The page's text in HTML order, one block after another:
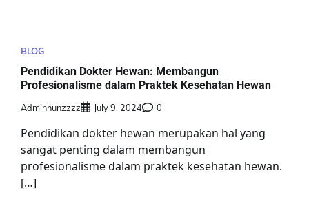
BLOG
Pendidikan Dokter Hewan: Membangun
Profesionalisme dalam Praktek Kesehatan Hewan
Adminhunzzzz July 9, 2024 0
Pendidikan dokter hewan merupakan hal yang
sangat penting dalam membangun
profesionalisme dalam praktek kesehatan hewan.
[…]